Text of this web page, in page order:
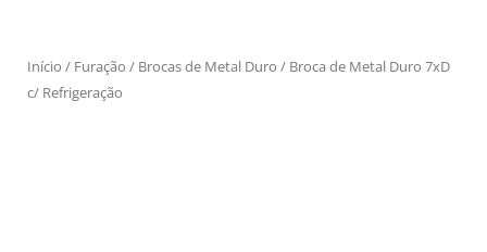
Início / Furação / Brocas de Metal Duro / Broca de Metal Duro 7xD
c/ Refrigeração